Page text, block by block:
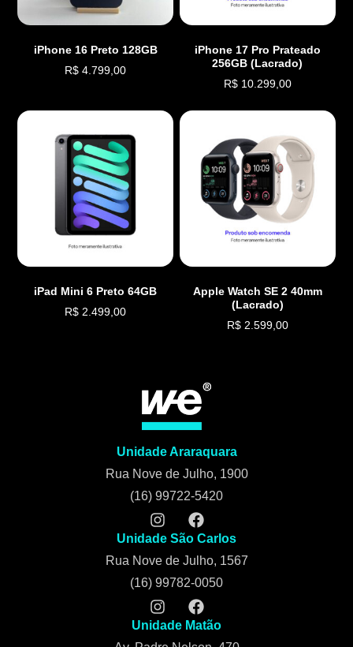
iPhone 16 Preto 128GB
R$ 4.799,00
iPhone 17 Pro Prateado
256GB (Lacrado)
R$10.299,00
iPad Mini 6 Preto 64GB
R$ 2.499,00
Apple Watch SE 2 40mm
(Lacrado)
R$2.599,00
Unidade Araraquara
Rua Nove de Julho, 1900
(16) 99722-5420
Unidade São Carlos
Rua Nove de Julho, 1567
(16) 99782-0050
Unidade Matão